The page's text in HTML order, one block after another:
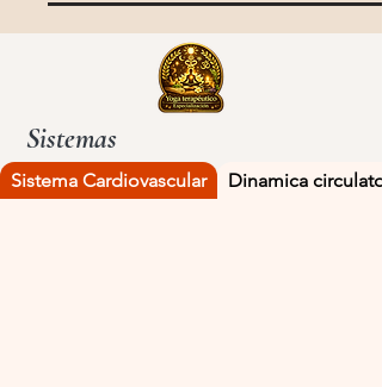
Sistemas
Sistema Cardiovascular Dinamica